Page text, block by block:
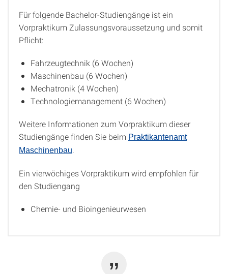
Studiengänge
Für folgende Bachelor-Studiengänge ist ein
Vorpraktikum Zulassungsvoraussetzung und somit
Pflicht:
Fahrzeugtechnik (6 Wochen)
Maschinenbau (6 Wochen)
Mechatronik (4 Wochen)
Technologiemanagement (6 Wochen)
Weitere Informationen zum Vorpraktikum dieser
Studiengänge finden Sie beim Praktikantenamt
Maschinenbau
Ein vierwöchiges Vorpraktikum wird empfohlen für
den Studiengang
Chemie- und Bioingenieurwesen